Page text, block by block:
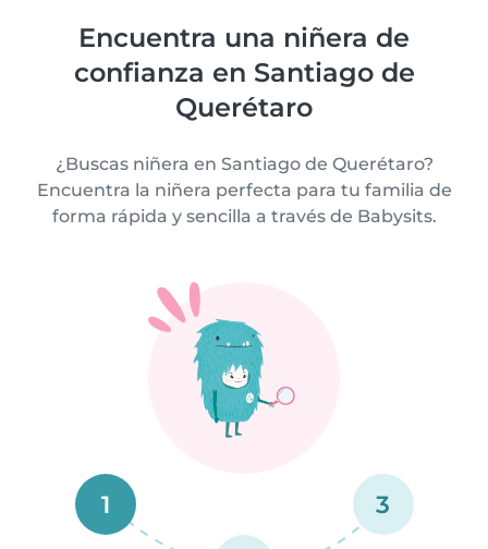
Encuentra una niñera de
confianza en Santiago de
Querétaro
¿Buscas niñera en Santiago de Querétaro?
Encuentra la niñera perfecta para tu familia de
forma rápida y sencilla a través de Babysits.
1 3